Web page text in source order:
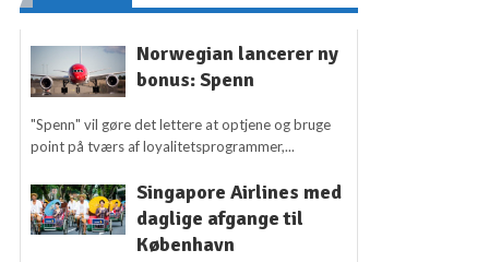
Norwegian lancerer ny
bonus: Spenn
"Spenn" vil gøre det lettere at optjene og bruge
point på tværs af loyalitetsprogrammer,...
Singapore Airlines med
daglige afgange til
København